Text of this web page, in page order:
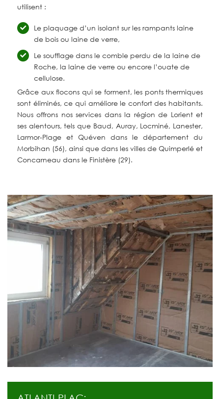
utilisent :
Le plaquage d’un isolant sur les rampants laine
de bois ou laine de verre,
Le soufflage dans le comble perdu de la laine de
Roche, la laine de verre ou encore l’ouate de
cellulose.
Grâce aux flocons qui se forment, les ponts thermiques
sont éliminés, ce qui améliore le confort des habitants.
Nous offrons nos services dans la région de Lorient et
ses alentours, tels que Baud, Auray, Locminé, Lanester,
Larmor-Plage et Quéven dans le département du
Morbihan (56), ainsi que dans les villes de Quimperlé et
Concarneau dans le Finistère (29).